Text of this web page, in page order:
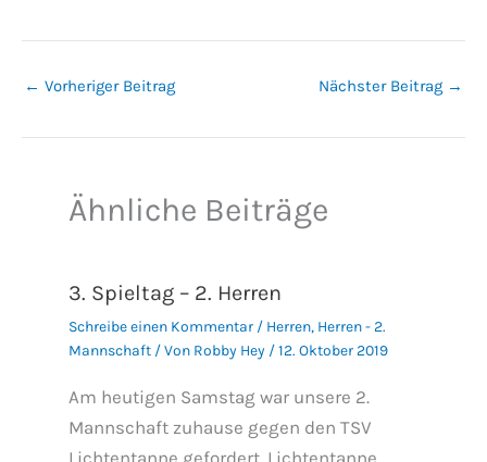
← Vorheriger Beitrag Nächster Beitrag →
Ähnliche Beiträge
3. Spieltag – 2. Herren
Schreibe einen Kommentar / Herren, Herren - 2.
Mannschaft/ Von Robby Hey /12. Oktober 2019
Am heutigen Samstag war unsere 2.
Mannschaft zuhause gegen den TSV
Lichtentanne gefordert. Lichtentanne